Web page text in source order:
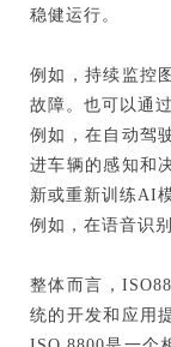
稳健运行。
例如，持续监控
故障。也可以通
例如，在自动驾
进车辆的感知和
新或重新训练AI
例如，在语音识
整体而言，
统的开发和应用